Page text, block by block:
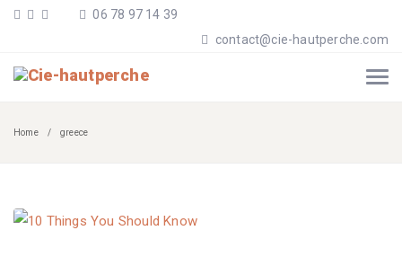
06 78 97 14 39
contact@cie-hautperche.com
Home greece